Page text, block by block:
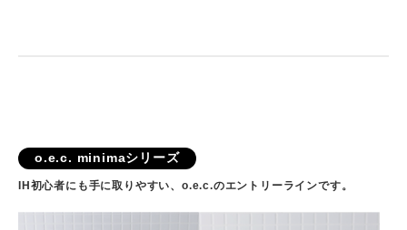
o.e.c. minimaシリーズ
IH初心者にも手に取りやすい、o.e.c.のエントリーラインです。